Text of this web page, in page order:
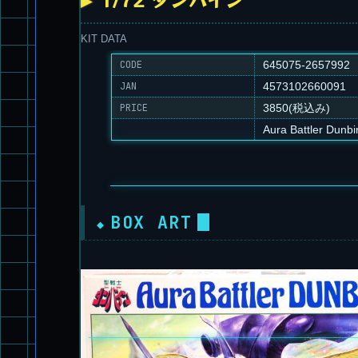
KIT DATA
CODE
645075-2657992
JAN
4573102660091
PRICE
3850(税込み)
Aura Battler
BOX ART